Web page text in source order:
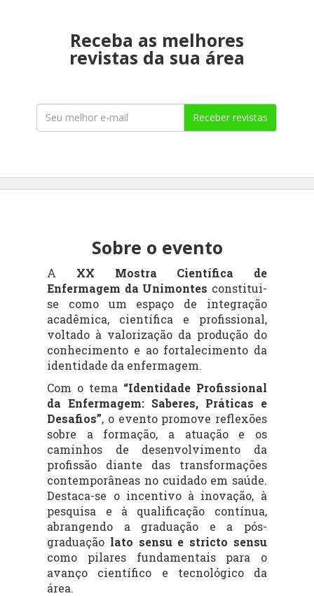
Receba as melhores
revistas da sua área
Receber revistas
Sobre o evento
A XX Mostra Científica de
Enfermagem da Unimontes constitui-
se como um espaço de integração
acadêmica, científica e profissional,
voltado à valorização da produção do
conhecimento e ao fortalecimento da
identidade da enfermagem.
Com o tema “Identidade Profissional
da Enfermagem: Saberes, Práticas e
Desafios”, o evento promove reflexões
sobre a formação, a atuação e os
caminhos de desenvolvimento da
profissão diante das transformações
contemporâneas no cuidado em saúde.
Destaca-se o incentivo à inovação, à
pesquisa e à qualificação contínua,
abrangendo a graduação e a pós-
graduação lato sensu e stricto sensu
como pilares fundamentais para o
avanço científico e tecnológico da
área.